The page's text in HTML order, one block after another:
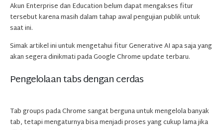
Akun Enterprise dan Education belum dapat mengakses fitur
tersebut karena masih dalam tahap awal pengujian publik untuk
saat ini.
Simak artikel ini untuk mengetahui fitur Generative AI apa saja yang
akan segera dinikmati pada Google Chrome update terbaru.
Pengelolaan tabs dengan cerdas
Tab groups pada Chrome sangat berguna untuk mengelola banyak
tab, tetapi mengaturnya bisa menjadi proses yang cukup lama jika